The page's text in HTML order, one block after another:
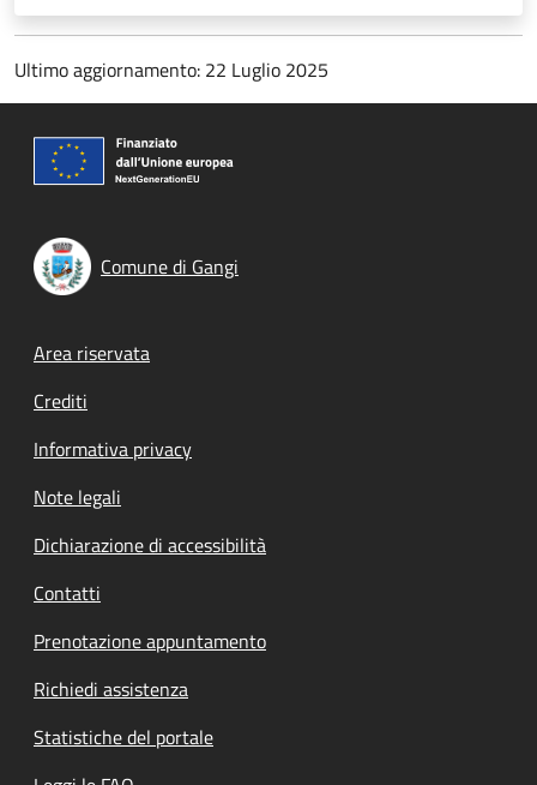
Ultimo aggiornamento: 22 Luglio 2025
Comune di Gangi
Footer menu
Area riservata
Crediti
Informativa privacy
Note legali
Dichiarazione di accessibilità
Contatti
Prenotazione appuntamento
Richiedi assistenza
Statistiche del portale